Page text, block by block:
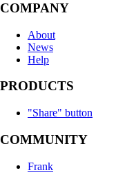
COMPANY
About
News
Help
PRODUCTS
"Share" button
COMMUNITY
Frank